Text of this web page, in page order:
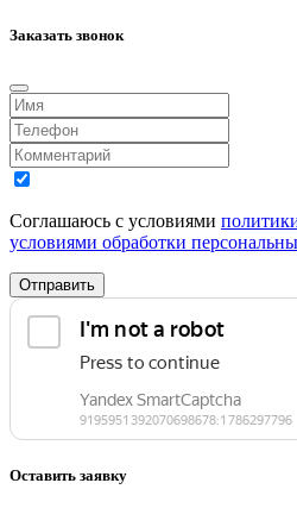
Заказать звонок
Соглашаюсь с условиями
условиями обработки
Отправить
Оставить заявку